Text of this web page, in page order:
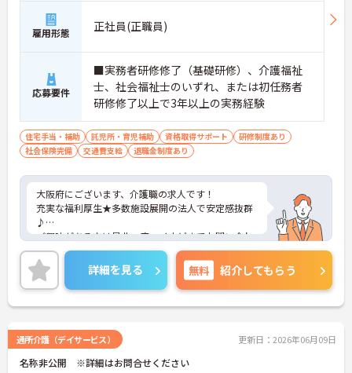
雇用形態 正社員(正職員)
応募要件
■実務者研修修了（基礎研修）、介護福祉
士、社会福祉士のいずれ、または初任務者
研修修了以上で3年以上の実務経験
住宅手当・補助 託児所・育児補助 資格取得サポート
研修制度あり
社会保険完備
交通費支給 退職金制度あり
大阪府にございます、介護職の求人です！
充実な福利厚生★多数施設展開の法人で安定感抜群
♪
ご興味がある方は是非一度マイナビまでお問い合わ
せください。さらに詳細などお伝えします！
詳細を見る 無料 紹介してもらう
通所介護（デイサービス） 更新日：2026年06月09日
名称非公開 ※詳細はお問合せください